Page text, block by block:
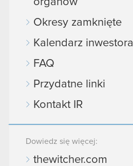
Okresy zamknięte
Kalendarz inwestora
FAQ
Przydatne linki
Kontakt IR
Dowiedz się więcej:
thewitcher.com